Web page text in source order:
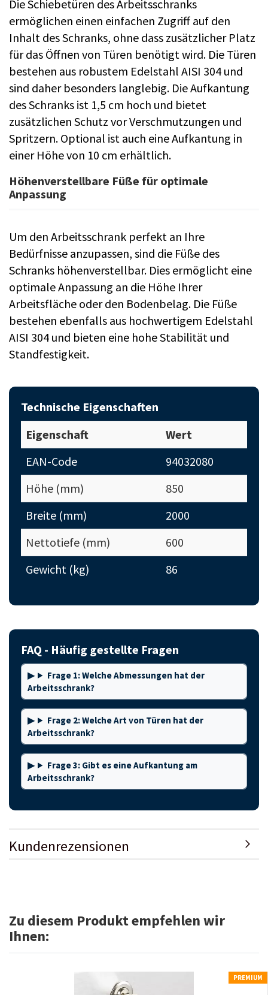
Die Schiebetüren des Arbeitsschranks
ermöglichen einen einfachen Zugriff auf den
Inhalt des Schranks, ohne dass zusätzlicher Platz
für das Öffnen von Türen benötigt wird. Die Türen
bestehen aus robustem Edelstahl AISI 304 und
sind daher besonders langlebig. Die Aufkantung
des Schranks ist 1,5 cm hoch und bietet
zusätzlichen Schutz vor Verschmutzungen und
Spritzern. Optional ist auch eine Aufkantung in
einer Höhe von 10 cm erhältlich.
Höhenverstellbare Füße für optimale
Anpassung
Um den Arbeitsschrank perfekt an Ihre
Bedürfnisse anzupassen, sind die Füße des
Schranks höhenverstellbar. Dies ermöglicht eine
optimale Anpassung an die Höhe Ihrer
Arbeitsfläche oder den Bodenbelag. Die Füße
bestehen ebenfalls aus hochwertigem Edelstahl
AISI 304 und bieten eine hohe Stabilität und
Standfestigkeit.
Technische Eigenschaften
Eigenschaft
Wert
EAN-Code
94032080
Höhe (mm)
850
Breite (mm)
2000
Nettotiefe (mm)
600
Gewicht (kg)
86
FAQ - Häufig gestellte Fragen
Frage 1: Welche Abmessungen hat der
Arbeitsschrank?
Frage 2: Welche Art von Türen hat der
Arbeitsschrank?
Frage 3: Gibt es eine Aufkantung am
Arbeitsschrank?
Kundenrezensionen
Zu diesem Produkt empfehlen wir
Ihnen:
PREMIUM